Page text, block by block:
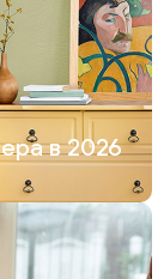
в 2026